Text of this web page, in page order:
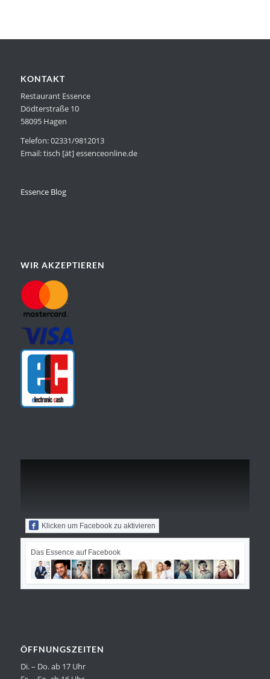
KONTAKT
Restaurant Essence
Dödterstraße 10
58095 Hagen
Telefon: 02331/9812013
Email: tisch [ät] essenceonline.de
Essence Blog
WIR AKZEPTIEREN
Klicken um Facebook zu aktivieren
Das Essence auf Facebook
ÖFFNUNGSZEITEN
Di. – Do. ab 17 Uhr